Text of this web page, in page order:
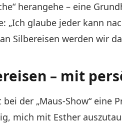
herangehe – eine
„Ich glaube jeder kann
Silbereisen werden wir
– mit
der „Maus-Show“
mich mit Esther